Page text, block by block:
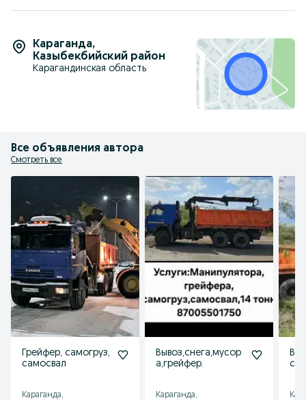
Караганда,
Казыбекбийский район
Карагандинская область
Все объявления автора
Смотреть все
Грейфер, самогруз,
самосвал
Караганда,
Вывоз,снега,мусор
а,грейфер.
Караганда,